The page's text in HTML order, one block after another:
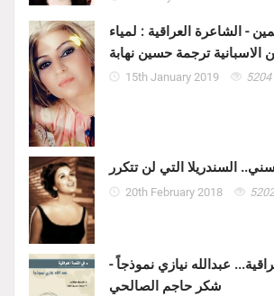
- الشاعرة العراقية : لمياء
الاسبانية ترجمة حسين نهابة
15th January 2019 5204
السندريلا التي لن تتكرر
20th February 2018
عبدالله نيازي نموذجاً -
شكر حاجم الصالحي